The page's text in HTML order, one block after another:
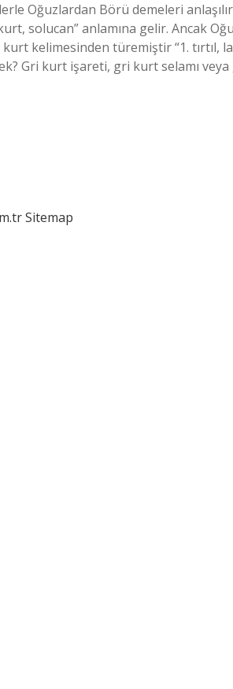
Oğuzlardan Börü demeleri
solucan” anlamına gelir. Ancak
kelimesinden türemiştir “1. tırtıl,
Gri kurt işareti, gri kurt selamı
Sitemap